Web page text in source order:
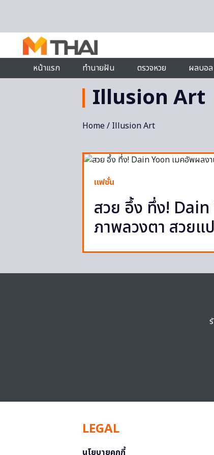
หน้าแรก
ทำนายฝัน ตรวจหวย ผลบอล
Illusion Art
Home/ Illusion Art
แฟชั่น
สวย อึ้ง ทึ่ง!
ภาพลวงตา สวยแ
LEGAL
นโยบายคุกกี้